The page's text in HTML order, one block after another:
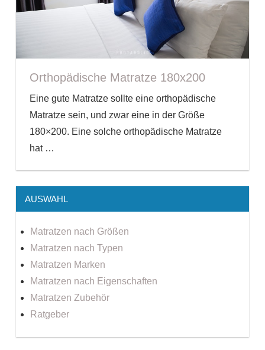
Orthopädische Matratze 180x200
Eine gute Matratze sollte eine orthopädische
Matratze sein, und zwar eine in der Größe
180×200. Eine solche orthopädische Matratze
hat …
AUSWAHL
Matratzen nach Größen
Matratzen nach Typen
Matratzen Marken
Matratzen nach Eigenschaften
Matratzen Zubehör
Ratgeber